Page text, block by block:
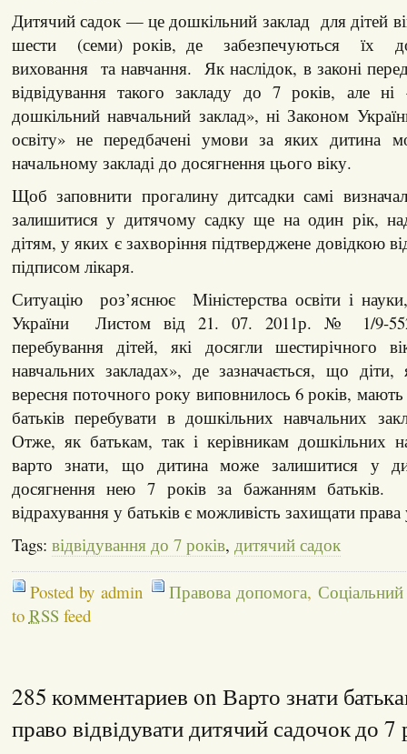
Дитячий садок — це дошкільний заклад для дітей
шести (семи) років, де забезпечуються їх
виховання та навчання. Як наслідок, в законі
відвідування такого закладу до 7 років, але
дошкільний навчальний заклад», ні Законом
освіту» не передбачені умови за яких дитина
начальному закладі до досягнення цього віку.
Щоб заповнити прогалину дитсадки самі
залишитися у дитячому садку ще на один рік,
дітям, у яких є захворіння підтверджене довідкою
підписом лікаря.
Ситуацію роз’яснює Міністерства освіти і
України Листом від 21. 07. 2011р. № 1/9-
перебування дітей, які досягли шестирічного
навчальних закладах», де зазначається, що
вересня поточного року виповнилось 6 років,
батьків перебувати в дошкільних навчальних
Отже, як батькам, так і керівникам дошкільних
варто знати, що дитина може залишитися у
досягнення нею 7 років за бажанням
відрахування у батьків є можливість захищати права
Tags: відвідування до 7 років, дитячий садок
Posted by admin Правова допомога, Соціальний
to RSSfeed
285 комментариев on Варто знати
право відвідувати дитячий садочок до